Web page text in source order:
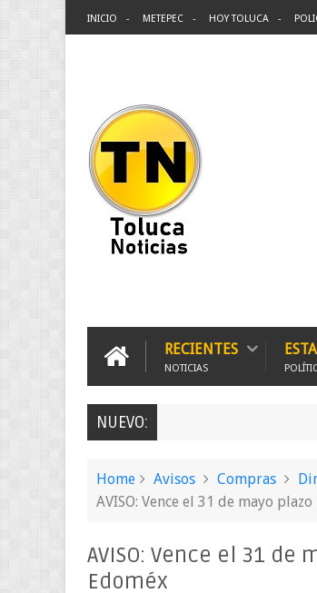
INICIO METEPEC HOY TOLUCA
RECIENTES
NOTICIAS
NUEVO:
Home Avisos Compras
AVISO: Vence el 31 de mayo
AVISO: Vence el 31
Edoméx